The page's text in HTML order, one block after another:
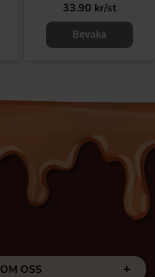
33.90 kr/st
Bevaka
OM OSS